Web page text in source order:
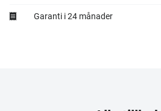
Garanti i 24 månader